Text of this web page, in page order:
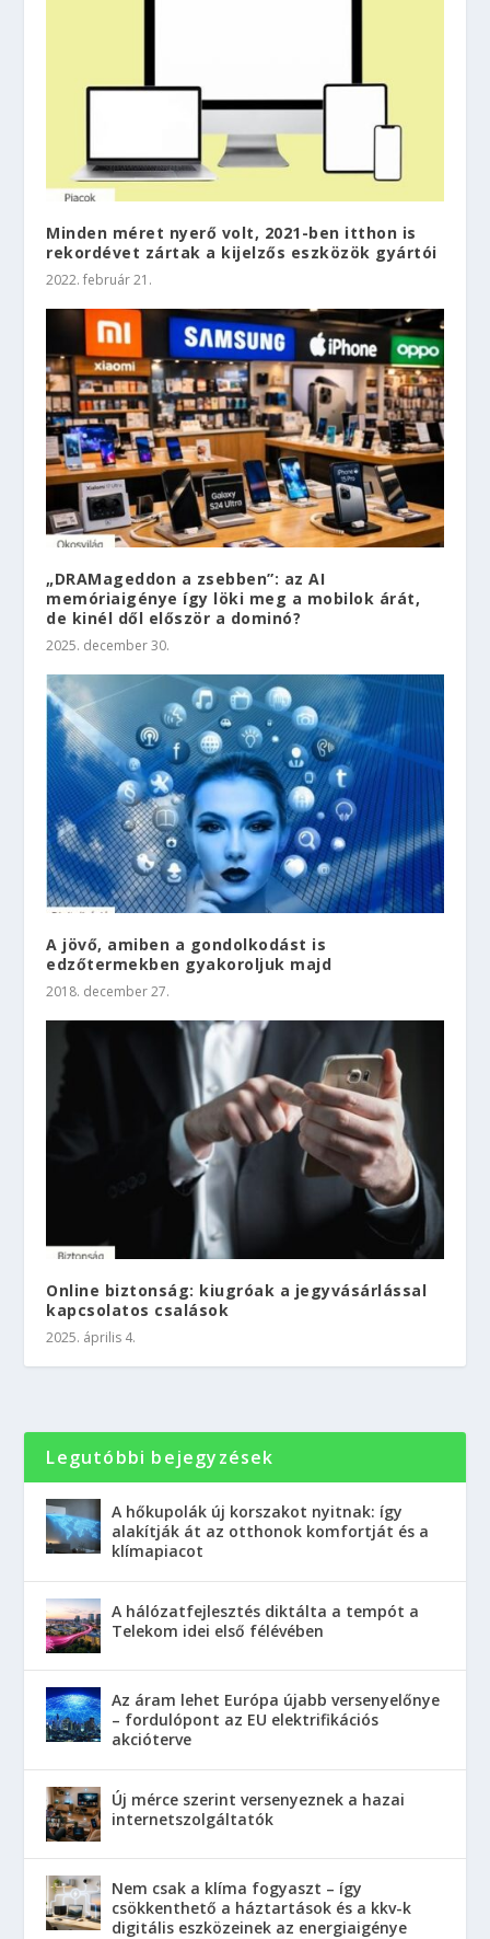
Minden méret nyerő volt, 2021-ben itthon is
rekordévet zártak a kijelzős eszközök gyártói
2022. február 21.
„DRAMageddon a zsebben”: az AI
memóriaigénye így löki meg a mobilok árát,
de kinél dől először a dominó?
2025. december 30.
A jövő, amiben a gondolkodást is
edzőtermekben gyakoroljuk majd
2018. december 27.
Online biztonság: kiugróak a jegyvásárlással
kapcsolatos csalások
2025. április 4.
Legutóbbi bejegyzések
A hőkupolák új korszakot nyitnak: így
alakítják át az otthonok komfortját és a
klímapiacot
A hálózatfejlesztés diktálta a tempót a
Telekom idei első félévében
Az áram lehet Európa újabb versenyelőnye
– fordulópont az EU elektrifikációs
akcióterve
Új mérce szerint versenyeznek a hazai
internetszolgáltatók
Nem csak a klíma fogyaszt – így
csökkenthető a háztartások és a kkv-k
digitális eszközeinek az energiaigénye